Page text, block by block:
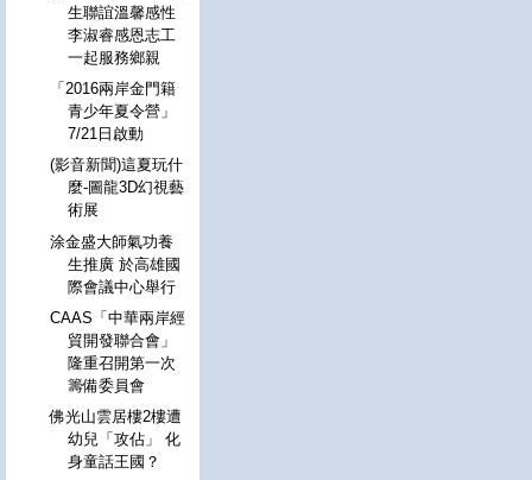
生聯誼溫馨感性
李淑睿感恩志工
一起服務鄉親
「2016兩岸金門籍
青少年夏令營」
7/21日啟動
(影音新聞)這夏玩什
麼-圖龍3D幻視藝
術展
涂金盛大師氣功養
生推廣 於高雄國
際會議中心舉行
CAAS「中華兩岸經
貿開發聯合會」
隆重召開第一次
籌備委員會
佛光山雲居樓2樓遭
幼兒「攻佔」 化
身童話王國？